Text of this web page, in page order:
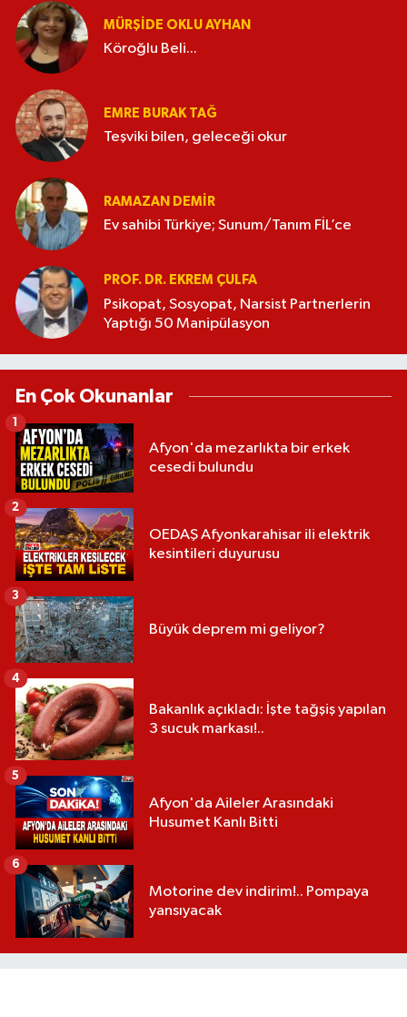
MÜRŞIDE OKLU AYHAN
Köroğlu Beli...
EMRE BURAK TAĞ
Teşviki bilen, geleceği okur
RAMAZAN DEMİR
Ev sahibi Türkiye; Sunum/Tanım FİL’ce
PROF. DR. EKREM ÇULFA
Psikopat, Sosyopat, Narsist Partnerlerin
Yaptığı 50 Manipülasyon
En Çok Okunanlar
Afyon'da mezarlıkta bir erkek
cesedi bulundu
1
OEDAŞ Afyonkarahisar ili elektrik
kesintileri duyurusu
2
Büyük deprem mi geliyor?
3
Bakanlık açıkladı: İşte tağşiş yapılan
3 sucuk markası!..
4
Afyon'da Aileler Arasındaki
Husumet Kanlı Bitti
5
Motorine dev indirim!.. Pompaya
yansıyacak
6